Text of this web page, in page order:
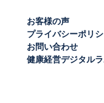
お客様の声
プライバシーポリ
お問い合わせ
健康経営デジタル